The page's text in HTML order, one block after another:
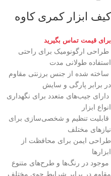
کیف ابزار کمری کاوه
برای قیمت تماس بگیرید
طراحی ارگونومیک برای راحتی
استفاده طولانی مدت
ساخته شده از جنس برزنتی مقاوم
در برابر پارگی و سایش
دارای جیب‌های متعدد برای نگهداری
انواع ابزار
قابلیت تنظیم و شخصی‌سازی برای
نیازهای مختلف
طراحی ایمن برای محافظت از
ابزارها
موجود در رنگ‌ها و طرح‌های متنوع
مقاوم در برابر شرایط جوی مختلف